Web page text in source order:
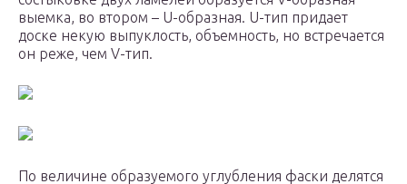
выемка, во втором – U-образная. U-тип придает
доске некую выпуклость, объемность, но встречается
он реже, чем V-тип.
По величине образуемого углубления фаски делятся